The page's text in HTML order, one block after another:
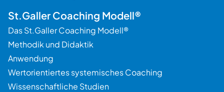
St.Galler Coaching Modell®
Das St.Galler Coaching Modell®
Methodik und Didaktik
Anwendung
Wertorientiertes systemisches Coaching
Wissenschaftliche Studien